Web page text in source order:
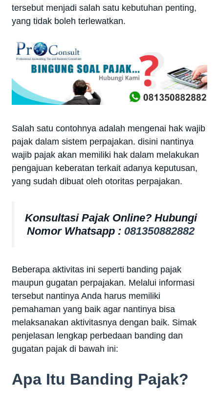
tersebut menjadi salah satu kebutuhan penting,
yang tidak boleh terlewatkan.
Salah satu contohnya adalah mengenai hak wajib
pajak dalam sistem perpajakan. disini nantinya
wajib pajak akan memiliki hak dalam melakukan
pengajuan keberatan terkait adanya keputusan,
yang sudah dibuat oleh otoritas perpajakan.
Konsultasi Pajak Online? Hubungi
Nomor Whatsapp : 081350882882
Beberapa aktivitas ini seperti banding pajak
maupun gugatan perpajakan. Melalui informasi
tersebut nantinya Anda harus memiliki
pemahaman yang baik agar nantinya bisa
melaksanakan aktivitasnya dengan baik. Simak
penjelasan lengkap perbedaan banding dan
gugatan pajak di bawah ini:
Apa Itu Banding Pajak?